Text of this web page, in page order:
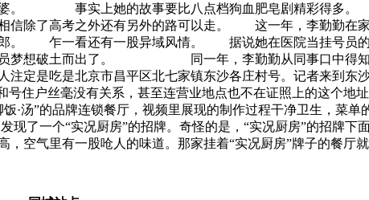
婆。 事实上她的故事要比八点档狗血肥皂剧精彩得多。
除了高考之外还有另外的路可以走。 这一年，李勤勤在家
乍一看还有一股异域风情。 据说她在医院当挂号员的
员梦想破土而出了。 同一年，李勤勤从同事口中得知
吃是北京市昌平区北七家镇东沙各庄村号。记者来到东沙
住户丝毫没有关系，甚至连营业地点也不在证照上的这个地
·汤”的品牌连锁餐厅，视频里展现的制作过程干净卫生，菜
了一个“实况厨房”的招牌。奇怪的是，“实况厨房”的招牌下
空气里有一股呛人的味道。那家挂着“实况厨房”牌子的餐厅